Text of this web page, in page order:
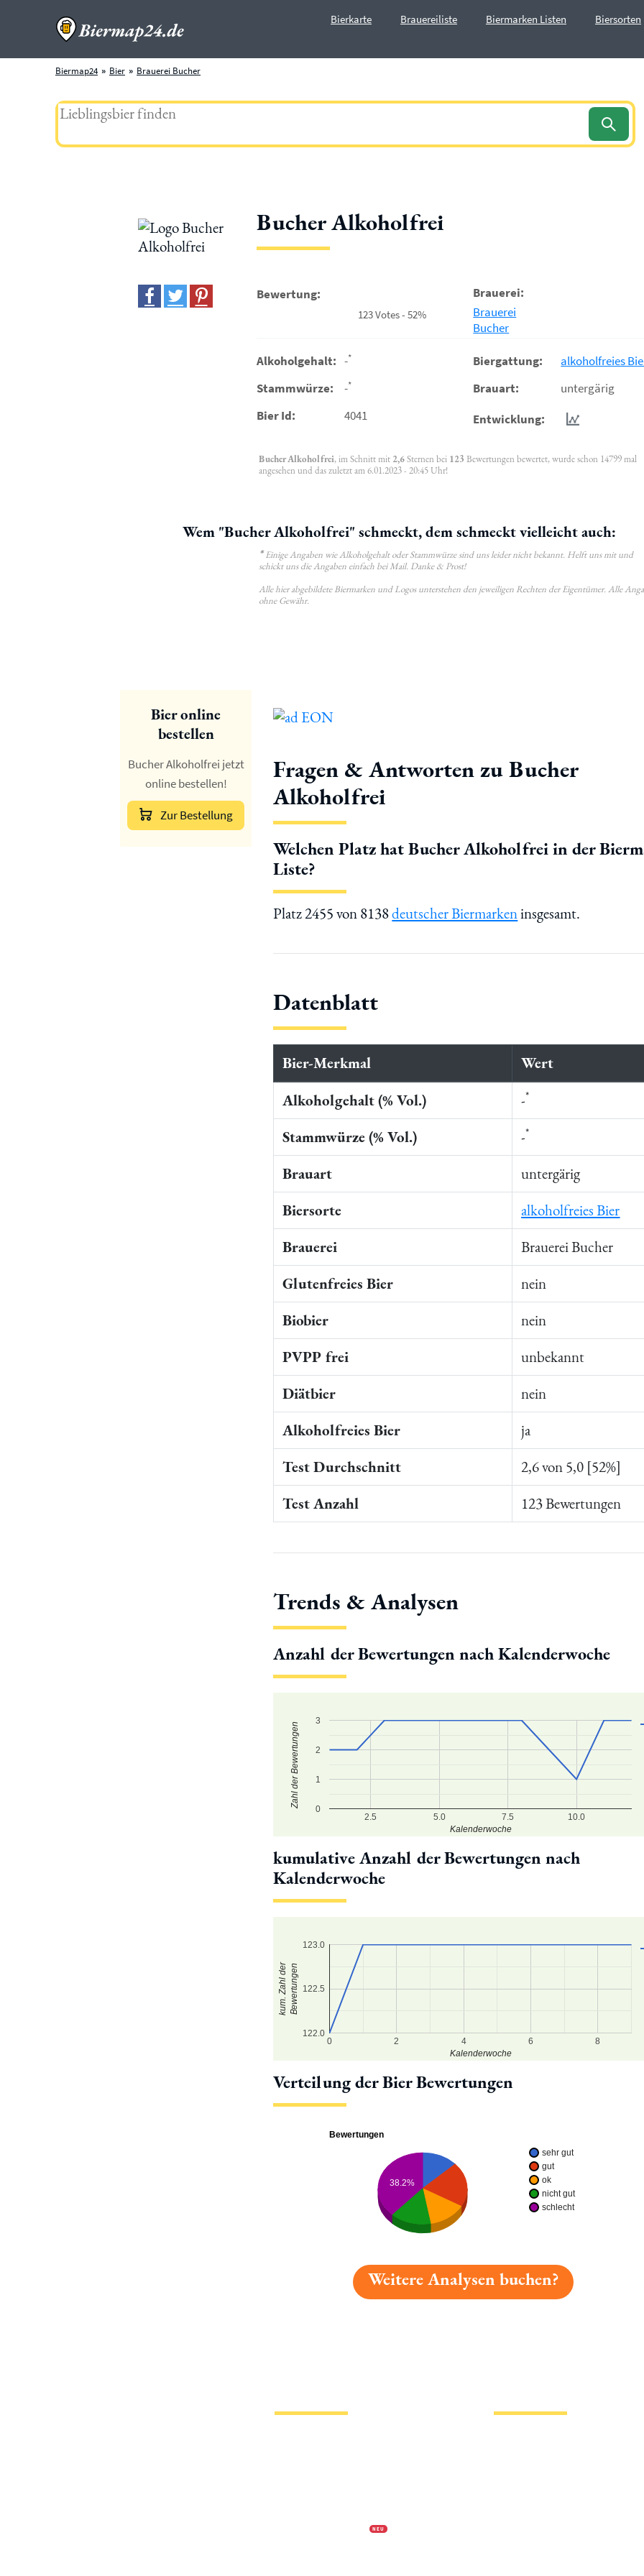
Bierkarte Brauereiliste Biermarken Listen Biersorten
Biermap24 Bier Brauerei Bucher
Bucher Alkoholfrei
Bewertung:
123 Votes - 52%
Brauerei:
Brauerei
Bucher
Alkoholgehalt: -*
Stammwürze: -*
Bier Id: 4041
Biergattung:
alkoholfreies
Brauart:
untergärig
Entwicklung:
Bucher Alkoholfrei, im Schnitt mit 2,6Sternen bei 123 Bewertungen bewertet, wurde schon 14799 mal
angesehen und das zuletzt am 6.01.2023 - 20:45 Uhr!
Wem "Bucher Alkoholfrei" schmeckt, dem schmeckt vielleicht auch:
*Einige Angaben wie Alkoholgehalt oder Stammwürze sind uns leider nicht bekannt. Helft uns mit und
schickt uns die Angaben einfach bei Mail. Danke & Prost!
Alle hier abgebildete Biermarken und Logos unterstehen den jeweiligen Rechten der Eigentümer. Alle
ohne Gewähr.
Bier online
bestellen
Bucher Alkoholfrei jetzt
online bestellen!
Zur Bestellung
Fragen & Antworten zu Bucher
Alkoholfrei
Welchen Platz hat Bucher Alkoholfrei in der
Liste?
Platz 2455 von 8138deutscher Biermarkeninsgesamt.
Datenblatt
Bier-Merkmal
Wert
Alkoholgehalt (% Vol.)
-*
Stammwürze (% Vol.) -*
Brauart
untergärig
Biersorte
alkoholfreies Bier
Brauerei
Brauerei Bucher
Glutenfreies Bier
nein
Biobier
nein
PVPP frei
unbekannt
Diätbier
nein
Alkoholfreies Bier
ja
Test Durchschnitt
2,6 von 5,0 [52%]
Test Anzahl
123 Bewertungen
Trends & Analysen
Anzahl der Bewertungen nach Kalenderwoche
2.5 5.0 7.5 10.0
0
1
2
3
Kalenderwoche
Zahl der Bewertungen
kumulative Anzahl der Bewertungen nach
Kalenderwoche
0 2 4 6 8
122.0
122.5
123.0
Kalenderwoche
kum. Zahl derBewertungen
Verteilung der Bier Bewertungen
Bewertungen
sehr gut
gut
ok
nicht gut
schlecht
38.2%
Weitere Analysen buchen?
N E U